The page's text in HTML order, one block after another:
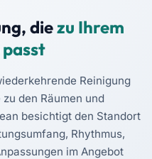
diezu Ihrem
Reinigung
den Räumen und
besichtigt den Standort
Rhythmus,
im Angebot